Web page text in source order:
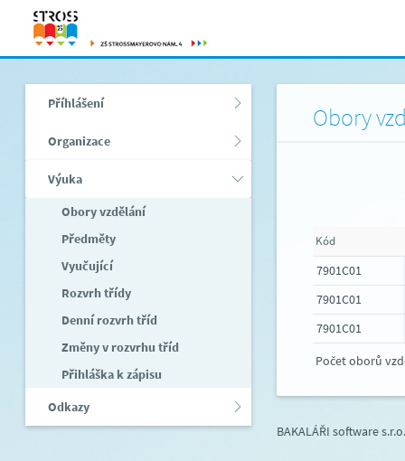
Příhlášení
Organizace
Výuka
Obory vzdělání
Předměty
Vyučující
Rozvrh třídy
Denní rozvrh tříd
Změny v rozvrhu tříd
Přihláška k zápisu
Odkazy
Obory
Kód
7901C01
7901C01
7901C01
Počet oborů
BAKALÁŘI software s.r.o.